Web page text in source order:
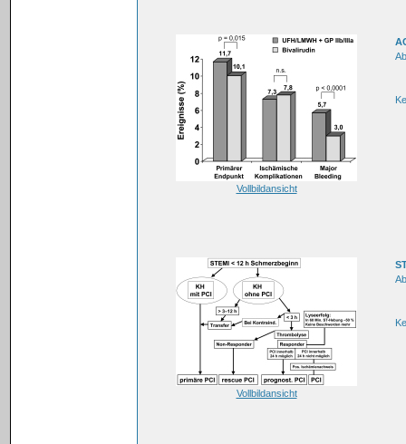
Vollbildansicht
Vollbildansicht